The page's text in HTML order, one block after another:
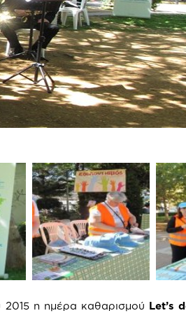
2015 η ημέρα καθαρισμού Let’s